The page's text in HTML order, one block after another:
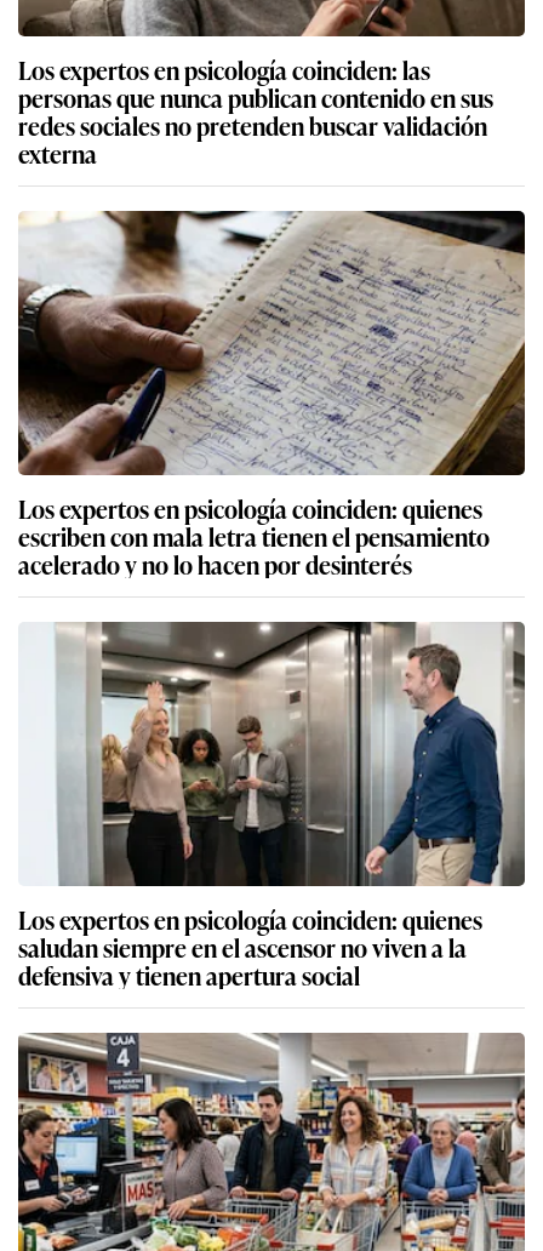
Los expertos en psicología coinciden: las
personas que nunca publican contenido en sus
redes sociales no pretenden buscar validación
externa
Los expertos en psicología coinciden: quienes
escriben con mala letra tienen el pensamiento
acelerado y no lo hacen por desinterés
Los expertos en psicología coinciden: quienes
saludan siempre en el ascensor no viven a la
defensiva y tienen apertura social